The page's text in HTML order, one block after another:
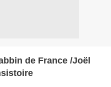
de France /Joël